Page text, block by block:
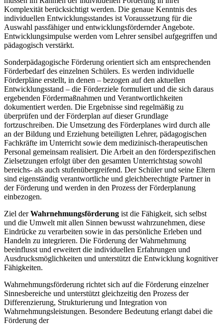
Komplexität berücksichtigt werden. Die genaue Kenntnis des
individuellen Entwicklungsstandes ist Voraussetzung für die
Auswahl passfähiger und entwicklungsfördernder Angebote.
Entwicklungsimpulse werden vom Lehrer sensibel aufgegriffen und
pädagogisch verstärkt.
Sonderpädagogische Förderung orientiert sich am entsprechenden
Förderbedarf des einzelnen Schülers. Es werden individuelle
Förderpläne erstellt, in denen – bezogen auf den aktuellen
Entwicklungsstand – die Förderziele formuliert und die sich daraus
ergebenden Fördermaßnahmen und Verantwortlichkeiten
dokumentiert werden. Die Ergebnisse sind regelmäßig zu
überprüfen und der Förderplan auf dieser Grundlage
fortzuschreiben. Die Umsetzung des Förderplanes wird durch alle
an der Bildung und Erziehung beteiligten Lehrer, pädagogischen
Fachkräfte im Unterricht sowie dem medizinisch-therapeutischen
Personal gemeinsam realisiert. Die Arbeit an den förderspezifischen
Zielsetzungen erfolgt über den gesamten Unterrichtstag sowohl
bereichs- als auch stufenübergreifend. Der Schüler und seine Eltern
sind eigenständig verantwortliche und gleichberechtigte Partner in
der Förderung und werden in den Prozess der Förderplanung
einbezogen.
Ziel derWahrnehmungsförderung ist die Fähigkeit, sich selbst
und die Umwelt mit allen Sinnen bewusst wahrzunehmen, diese
Eindrücke zu verarbeiten sowie in das persönliche Erleben und
Handeln zu integrieren. Die Förderung der Wahrnehmung
beeinflusst und erweitert die individuellen Erfahrungen und
Ausdrucksmöglichkeiten und unterstützt die Entwicklung kognitiver
Fähigkeiten.
Wahrnehmungsförderung richtet sich auf die Förderung einzelner
Sinnesbereiche und unterstützt gleichzeitig den Prozess der
Differenzierung, Strukturierung und Integration von
Wahrnehmungsleistungen. Besondere Bedeutung erlangt dabei die
Förderung der